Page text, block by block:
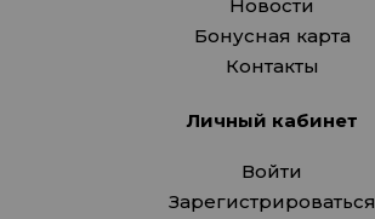
Новости
Бонусная карта
Контакты
Личный кабинет
Войти
Зарегистрироваться